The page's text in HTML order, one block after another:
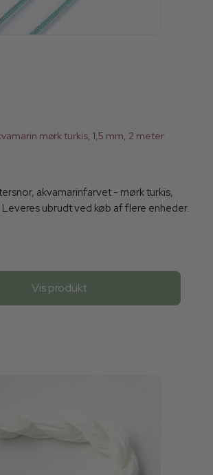
mørk turkis, 1,5 mm, 2 meter
akvamarinfarvet - mørk turkis,
Leveres ubrudt ved køb af flere enheder.
Vis produkt